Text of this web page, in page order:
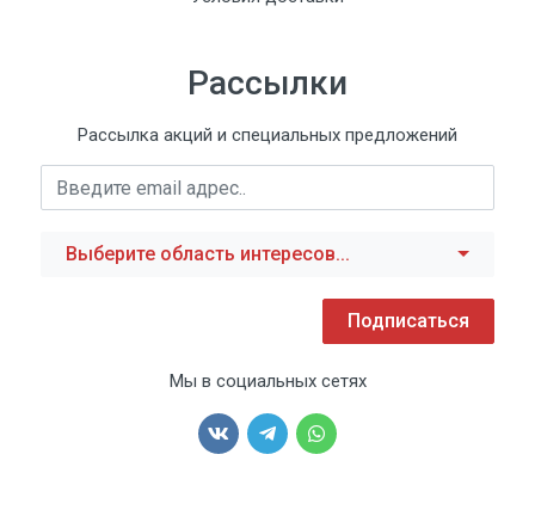
Рассылки
Рассылка акций и специальных предложений
Выберите область интересов...
Подписаться
Мы в социальных сетях